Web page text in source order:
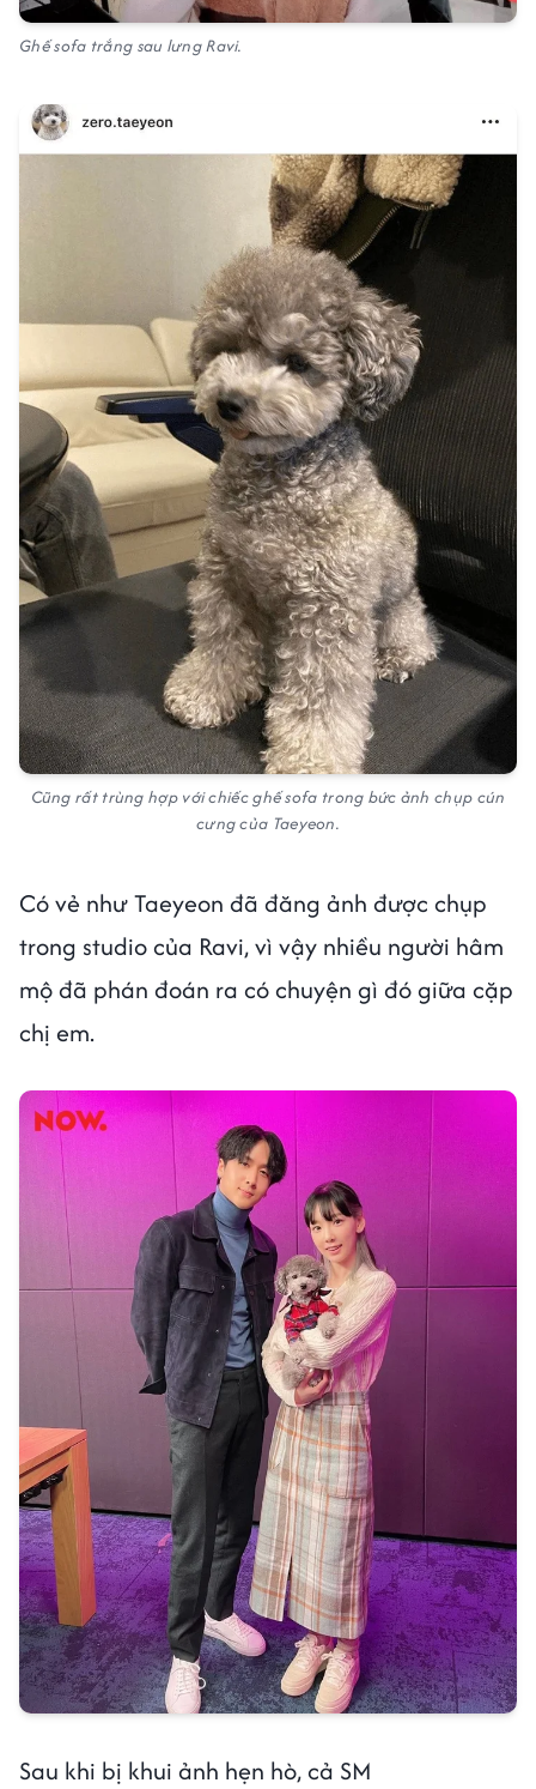
Ghế sofa trắng sau lưng Ravi.
Cũng rất trùng hợp với chiếc ghế sofa trong bức ảnh chụp cún
cưng của Taeyeon.
Có vẻ như Taeyeon đã đăng ảnh được chụp
trong studio của Ravi, vì vậy nhiều người hâm
mộ đã phán đoán ra có chuyện gì đó giữa cặp
chị em.
Sau khi bị khui ảnh hẹn hò, cả SM